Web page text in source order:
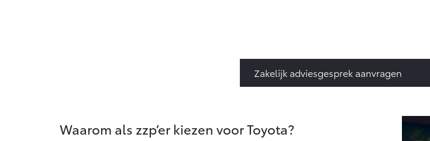
Zakelijk adviesgesprek aanvragen
Waarom als zzp’er kiezen voor Toyota?